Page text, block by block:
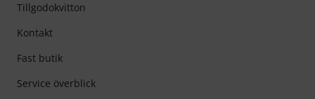
Tillgodokvitton
Kontakt
Fast butik
Service överblick